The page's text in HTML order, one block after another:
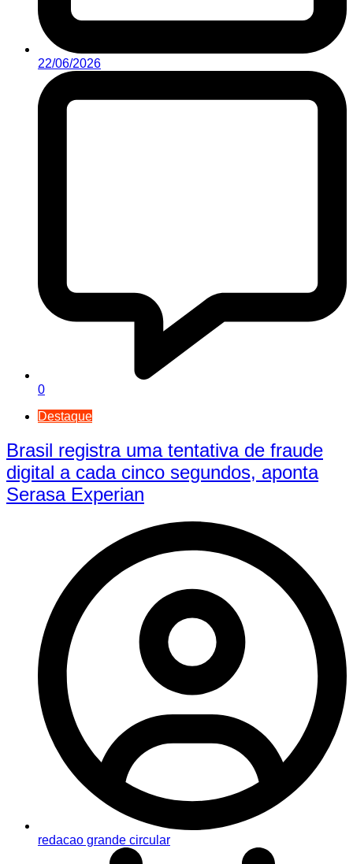
22/06/2026
0
Destaque
Brasil registra uma tentativa de fraude
digital a cada cinco segundos, aponta
Serasa Experian
redacao grande circular